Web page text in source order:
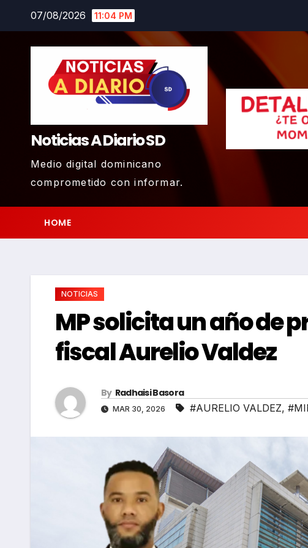
content
07/08/2026 11:04 PM
Noticias A Diario SD
Medio digital dominicano
comprometido con informar.
HOME
NOTICIAS
MP solicita un año de
fiscal Aurelio Valdez
By Radhaisi Basora
MAR 30, 2026 #AURELIO VALDEZ,